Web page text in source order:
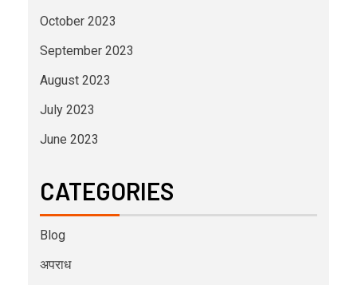
October 2023
September 2023
August 2023
July 2023
June 2023
CATEGORIES
Blog
अपराध